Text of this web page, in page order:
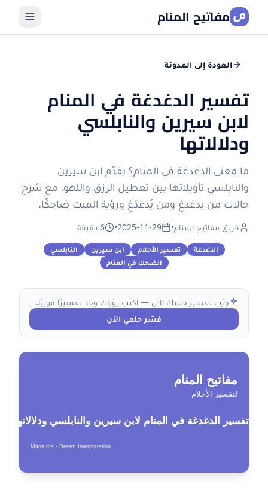
مفاتيح المنام
العودة إلى المدونة
تفسير الدغدغة في المنام
لابن سيرين والنابلسي
ودلالاتها
ما معنى الدغدغة في المنام؟ يقدّم ابن سيرين
والنابلسي تأويلاتها بين تعطيل الرزق واللهو، مع شرح
حالات من يدغدغ ومن يُدغدَغ ورؤية الميت ضاحكًا.
فريق مفاتيح المنام•
2025-11-29
• 6 دقيقة
الدغدغة تفسير الأحلام ابن سيرين
النابلسي
الضحك في المنام
جرّب تفسير حلمك الآن — اكتب رؤياك وخذ تفسيرًا فوريًا.
فسّر حلمي الآن